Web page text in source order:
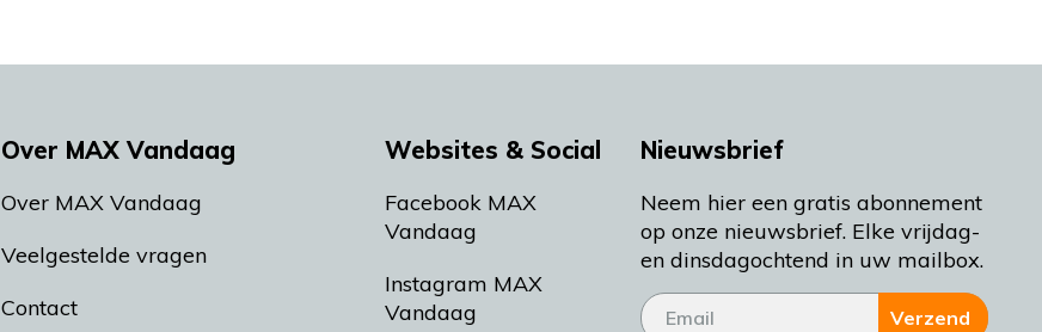
Over MAX Vandaag
Over MAX Vandaag
Veelgestelde vragen
Contact
Websites & Social
Facebook MAX
Vandaag
Instagram MAX
Vandaag
Nieuwsbrief
Neem hier een gratis abonnement
op onze nieuwsbrief. Elke vrijdag-
en dinsdagochtend in uw mailbox.
Verzend